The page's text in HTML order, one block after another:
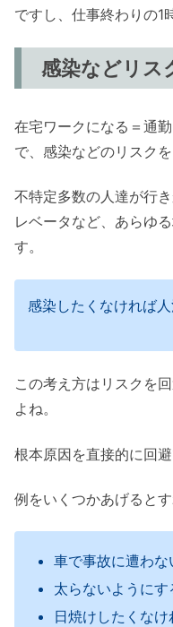
ですし、仕事終わりの1
感染などリス
在宅ワークになる＝通
で、感染などのリスクを
不特定多数の人達が行
レベータなど、あらゆ
す。
感染したくなければ
この考え方はリスクを
よね。
根本原因を直接的に回避
例をいくつかあげるとす
車で事故に遭わ
太らないように
日焼けしたくな